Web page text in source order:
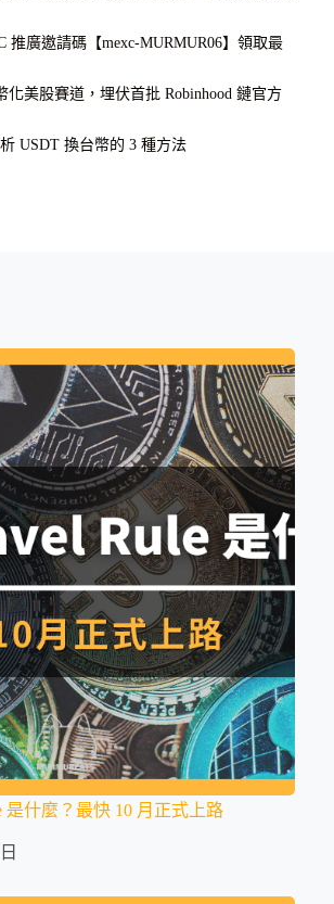
推廣邀請碼【mexc-MURMUR06】領取最
化美股賽道，埋伏首批 Robinhood 鏈官方
USDT 換台幣的 3 種方法
是什麼？最快 10 月正式上路